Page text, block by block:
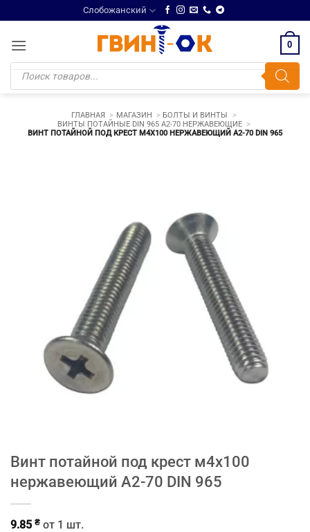
to
content
Слобожанский
0
Поиск
товаров
ГЛАВНАЯ МАГАЗИН
БОЛТЫ И ВИНТЫ
ВИНТЫ ПОТАЙНЫЕ DIN 965 A2-70 НЕРЖАВЕЮЩИЕ
ВИНТ ПОТАЙНОЙ ПОД КРЕСТ М4Х100 НЕРЖАВЕЮЩИЙ A2-70 DIN 965
Винт потайной под крест м4х100
нержавеющий A2-70 DIN 965
9.85 ₴ от 1 шт.